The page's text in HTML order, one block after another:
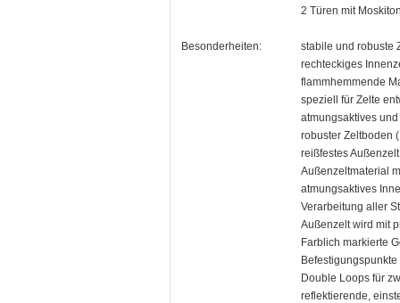
2 Türen mit
Besonderheiten:
stabile und robuste
rechteckiges
flammhemmende
speziell für Zelte
atmungsaktives
robuster Zeltboden
reißfestes
Außenzeltmaterial
atmungsaktives
Verarbeitung aller
Außenzelt wird mit
Farblich markierte
Double Loops für
reflektierende,